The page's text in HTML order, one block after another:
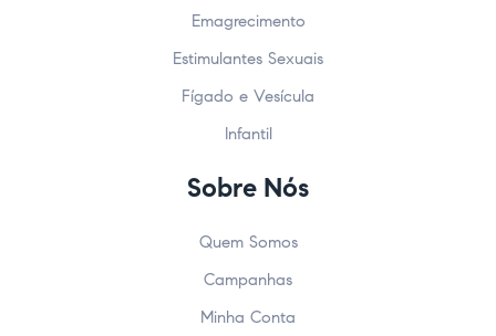
Emagrecimento
Estimulantes Sexuais
Fígado e Vesícula
Infantil
Sobre Nós
Quem Somos
Campanhas
Minha Conta